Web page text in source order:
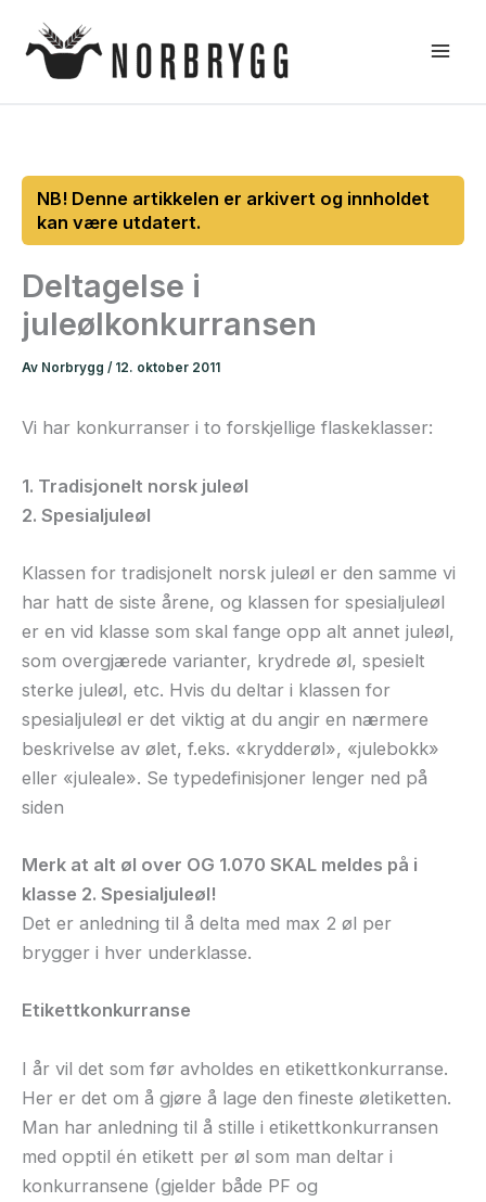
rett
Deltagelse i
juleølkonkurransen
Av Norbrygg / 12. oktober 2011
Vi har konkurranser i to forskjellige flaskeklasser:
1. Tradisjonelt norsk juleøl
2. Spesialjuleøl
Klassen for tradisjonelt norsk juleøl er den samme vi
har hatt de siste årene, og klassen for spesialjuleøl
er en vid klasse som skal fange opp alt annet juleøl,
som overgjærede varianter, krydrede øl, spesielt
sterke juleøl, etc. Hvis du deltar i klassen for
spesialjuleøl er det viktig at du angir en nærmere
beskrivelse av ølet, f.eks. «krydderøl», «julebokk»
eller «juleale». Se typedefinisjoner lenger ned på
siden
Merk at alt øl over OG 1.070 SKAL meldes på i
klasse 2. Spesialjuleøl!
Det er anledning til å delta med max 2 øl per
brygger i hver underklasse.
Etikettkonkurranse
I år vil det som før avholdes en etikettkonkurranse.
Her er det om å gjøre å lage den fineste øletiketten.
Man har anledning til å stille i etikettkonkurransen
med opptil én etikett per øl som man deltar i
konkurransene (gjelder både PF og